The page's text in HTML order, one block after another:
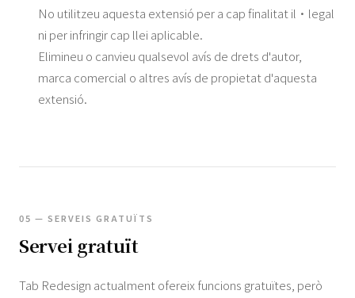
No utilitzeu aquesta extensió per a cap finalitat il·legal
ni per infringir cap llei aplicable.
Elimineu o canvieu qualsevol avís de drets d'autor,
marca comercial o altres avís de propietat d'aquesta
extensió.
05 — SERVEIS GRATUÏTS
Servei gratuït
Tab Redesign actualment ofereix funcions gratuïtes, però